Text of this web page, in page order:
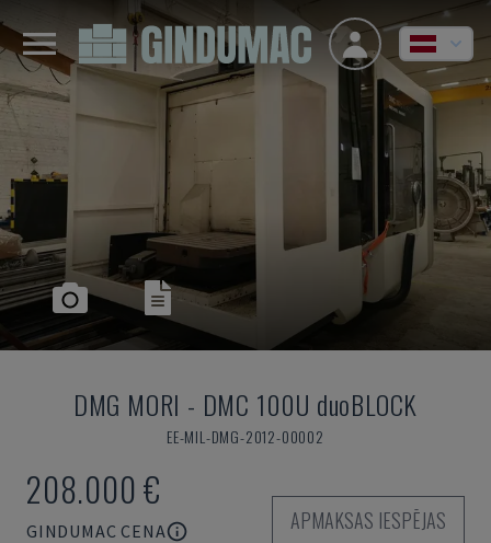
DMG MORI - DMC 100U duoBLOCK
EE-MIL-DMG-2012-00002
208.000 €
GINDUMAC CENA
APMAKSAS IESPĒJAS